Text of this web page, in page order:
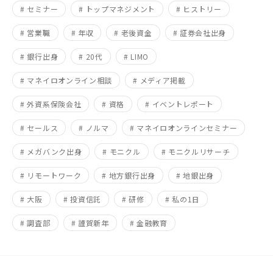
# セミナー # トップマネジメント # ヒストリー
# 営業職 # 年収 # 老後資金 # 証券会社出身
# 銀行出身 # 20代 # LIMO
# マネイロオンライン相談 # メディア掲載
# 外資系保険会社 # 資格 # イベントレポート
# セールス # ノルマ # マネイロオンラインセミナー
# メガバンク出身 # モニクル # モニクルリサーチ
# リモートワーク # 地方銀行出身 # 地銀出身
# 大阪 # 投資信託 # 研修 # 私の1日
# 調査部 # 謹賀新年 # 金融教育